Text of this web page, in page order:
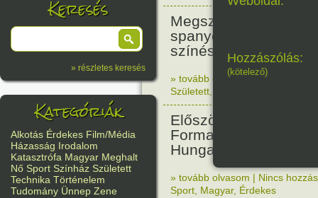
Keresés
» részletes keresés
Kategóriák
Alkotás Érdekes Film/Média
Házasság Irodalom
Katasztrófa Magyar Meghalt
Nő Sport Színház Született
Technika Történelem
Tudomány Ünnep Zene
Megszületett Antonio
spanyol származású
színész.
» tovább olvasom|Nincs
Született
Először rendeztek
Forma 1-es futamot a
Hungaroringen.
» tovább olvasom | Nincs
Sport Magyar, Érdekes
Hozzászólás:
(kötelező)